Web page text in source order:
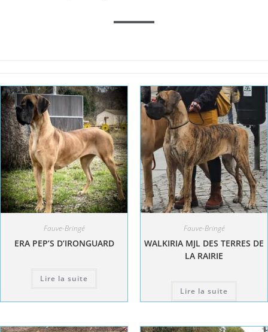
Fauve-Bringé
ERA PEP’S D’IRONGUARD
Lire la suite
Fauve-Bringé
WALKIRIA MJL DES TERRES DE
LA RAIRIE
Lire la suite